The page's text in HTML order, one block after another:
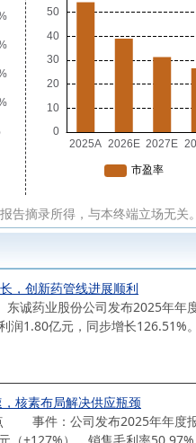
告摘录所得，与本终端立场无
，创新药管线进展顺利
份公司发布2025年年度报
利润1.80亿元，同步增长
核素布局解决供应瓶颈
公司发布2025年年度报告